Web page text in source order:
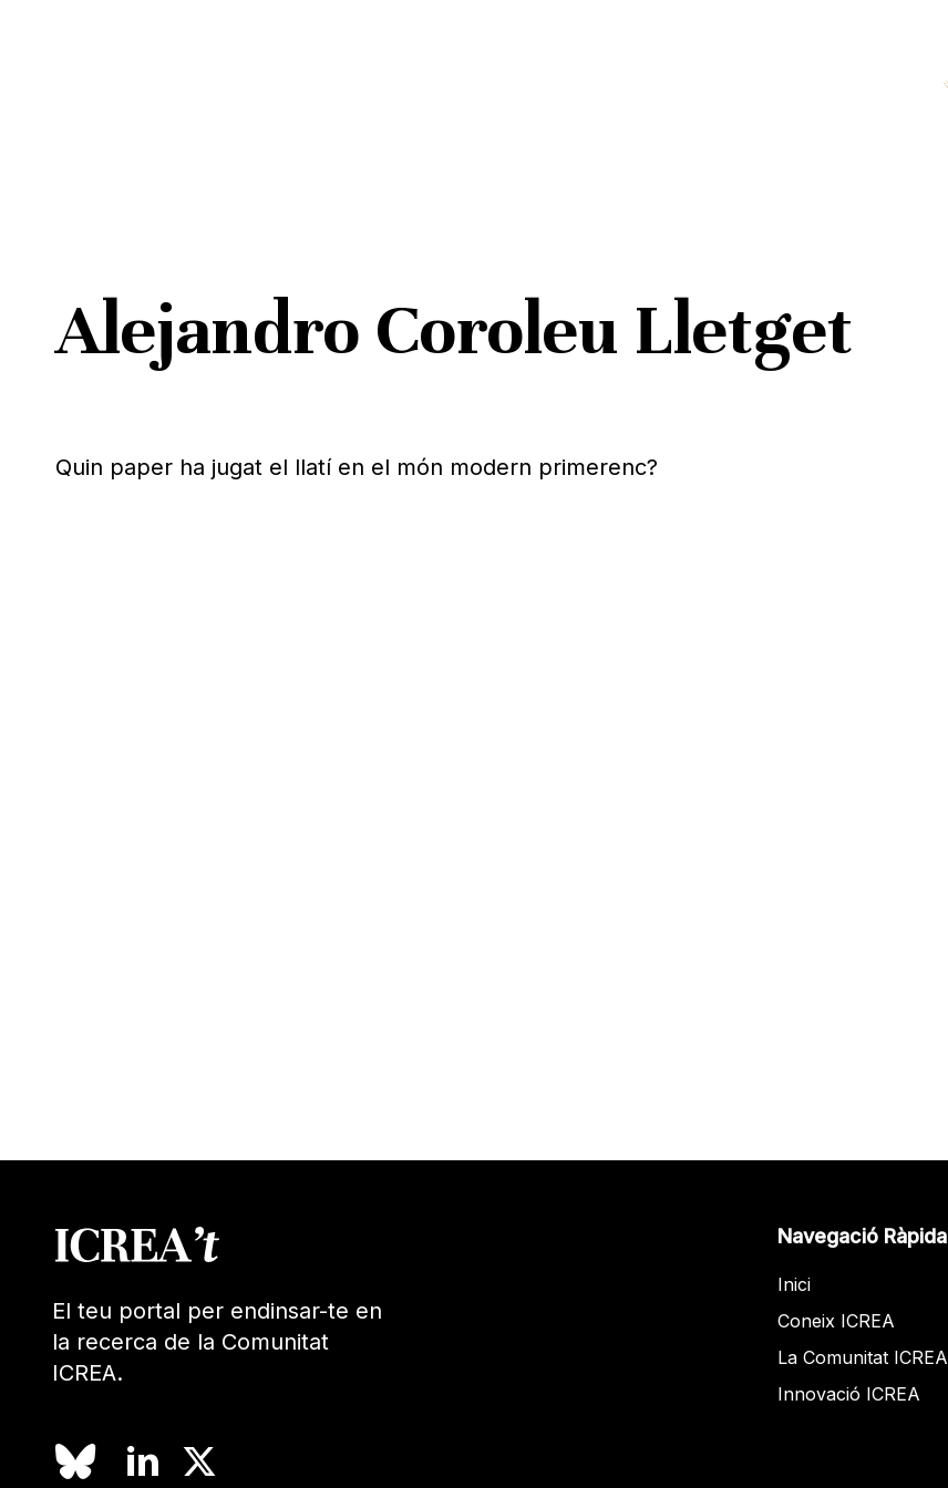
Alejandro Coroleu Lletget
Quin paper ha jugat el llatí en el món modern primerenc?
El teu portal per endinsar-te en
la recerca de la Comunitat
ICREA.
Navegació Ràpida
Inici
Coneix ICREA
La Comunitat ICREA
Innovació ICREA